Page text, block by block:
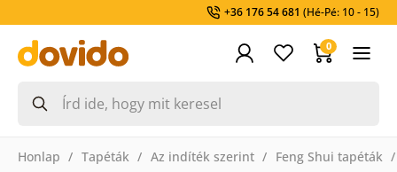
+36 176 54 681 (Hé-Pé: 10 - 15)
0
Honlap Tapéták Az indíték szerint Feng Shui tapéták